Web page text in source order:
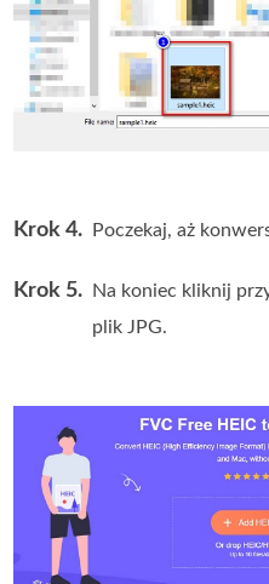
Krok 4. Poczekaj, aż
Krok 5. Na koniec kliknij
plik JPG.